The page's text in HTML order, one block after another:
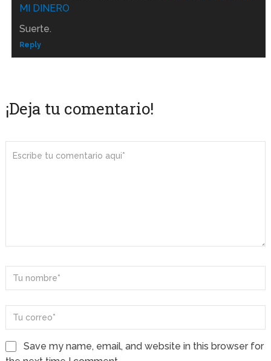
MI DINERO
Suerte.
Reply
¡Deja tu comentario!
Save my name, email, and website in this browser for